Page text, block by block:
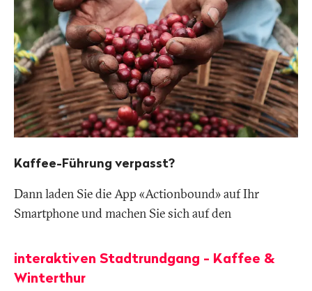
Kaffee-Führung verpasst?
Dann laden Sie die App «Actionbound» auf Ihr
Smartphone und machen Sie sich auf den
interaktiven Stadtrundgang - Kaffee &
Winterthur